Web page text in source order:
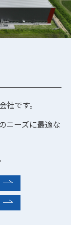
です。
ニーズに最適な